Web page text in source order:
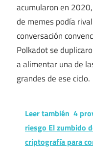
acumularon en
de memes podía
conversación
Polkadot se
a alimentar una de
grandes de ese ciclo.
Leer también 4
riesgo El zumbido
criptografía para